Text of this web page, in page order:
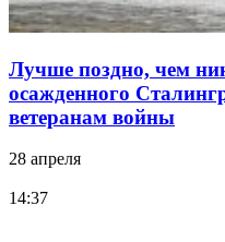
Лучше поздно, чем
осажденного
ветеранам войны
28 апреля
14:37